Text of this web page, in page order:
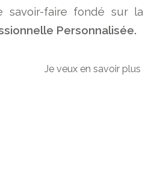
savoir-faire fondé sur la
Personnalisée.
Je veux en savoir plus